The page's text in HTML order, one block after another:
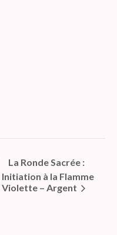
La Ronde Sacrée :
Initiation à la Flamme
Violette – Argent